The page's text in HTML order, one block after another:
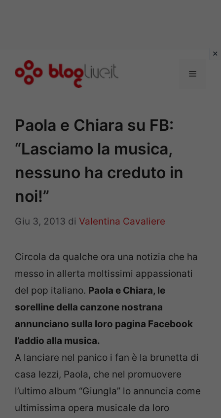
Menu
Paola e Chiara su FB:
“Lasciamo la musica,
nessuno ha creduto in
noi!”
Giu 3, 2013 di Valentina Cavaliere
Circola da qualche ora una notizia che ha
messo in allerta moltissimi appassionati
del pop italiano. Paola e Chiara, le
sorelline della canzone nostrana
annunciano sulla loro pagina Facebook
l’addio alla musica.
A lanciare nel panico i fan è la brunetta di
casa Iezzi, Paola, che nel promuovere
l’ultimo album “Giungla” lo annuncia come
ultimissima opera musicale da loro